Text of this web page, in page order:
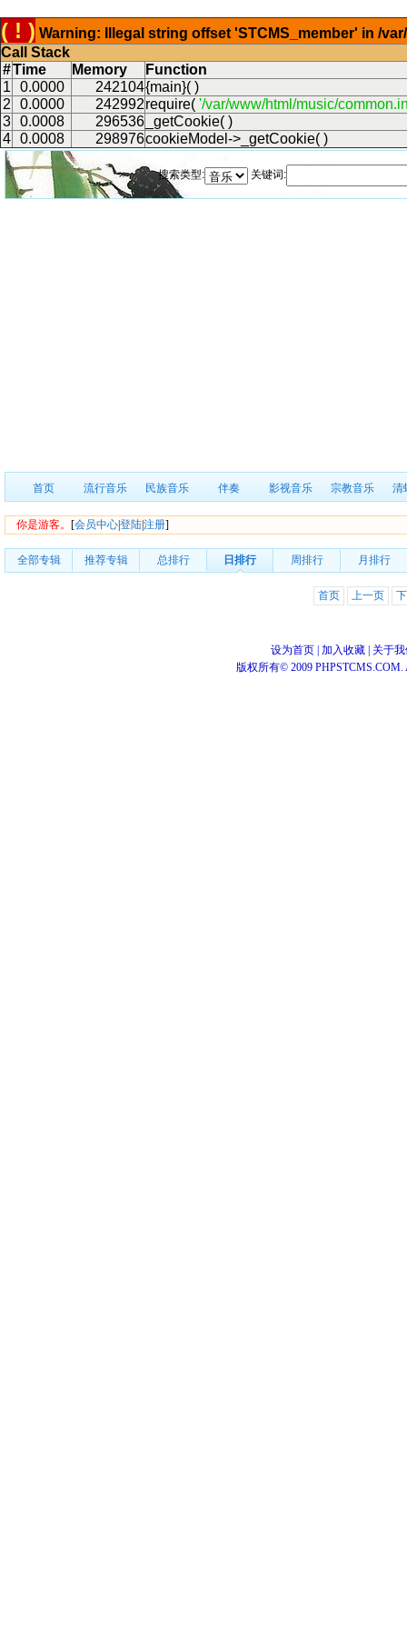
( ! ) Warning: Illegal string offset 'STCMS_member' in /
Call Stack
#Time Memory
Function
1
0.0000 242104{main}( )
2
0.0000 242992require( '/var/www/html/music/
3
0.0008 296536 _getCookie( )
4
0.0008 298976cookieModel->_getCookie( )
搜索类型: 关键词:
首页 流行音乐 民族音乐 伴奏 影视音乐 宗教音乐 清
你是游客。 [会员中心登陆注册]
全部专辑 推荐专辑 总排行 日排行 周排行 月排行
首页 上一页
设为首页 加入收藏
关于
版权所有© 2009 PHPSTCMS.COM.